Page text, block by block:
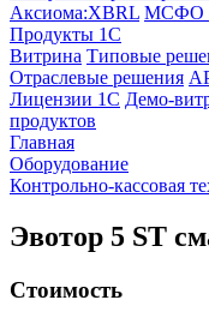
Аксиома:XBRL МСФО
Продукты 1С
Витрина Типовые
Отраслевые решения
Лицензии 1C Демо-
продуктов
Главная
Оборудование
Контрольно-кассовая
Эвотор 5 ST
Стоимость